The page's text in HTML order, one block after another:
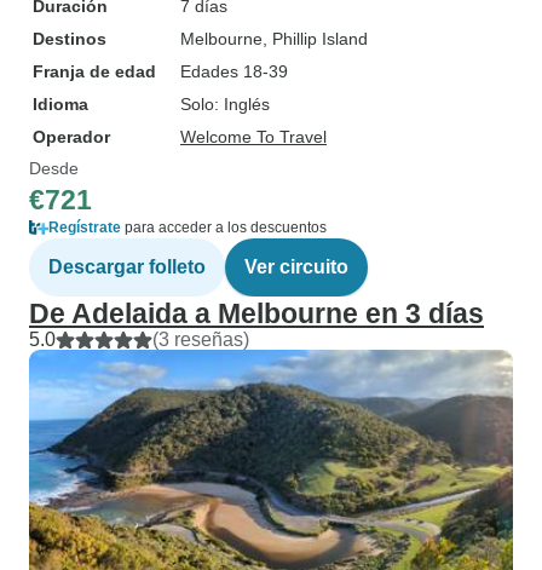
Duración
7 días
Destinos
Melbourne , Phillip Island
Franja de edad
Edades 18-39
Idioma
Solo: Inglés
Operador
Welcome To Travel
Desde
€721
Regístrate para acceder a los descuentos
Descargar folleto Ver circuito
De Adelaida a Melbourne en 3 días
5.0 (3 reseñas)